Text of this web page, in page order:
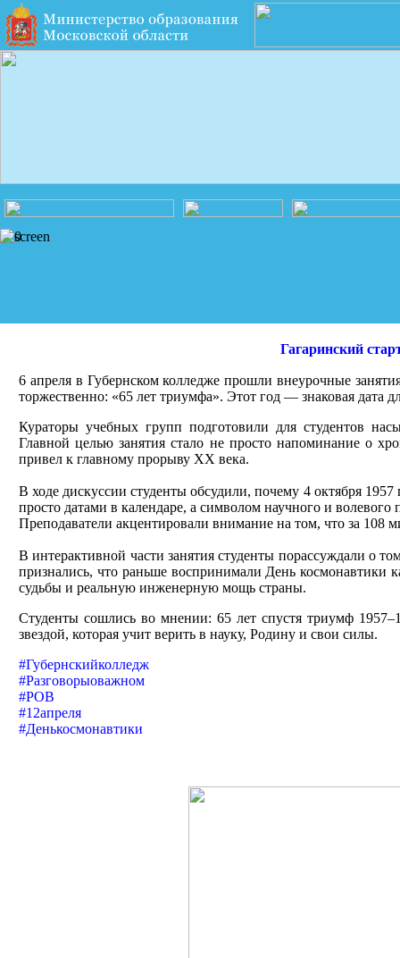
Гагаринский
6 апреля в Губернском колледже прошли внеурочные
торжественно: «65 лет триумфа». Этот год — знаковая дата
Кураторы учебных групп подготовили для студентов
Главной целью занятия стало не просто напоминание о
привел к главному прорыву XX века.
В ходе дискуссии студенты обсудили, почему 4 октября
просто датами в календаре, а символом научного и волевого
Преподаватели акцентировали внимание на том, что за 108
В интерактивной части занятия студенты порассуждали о
признались, что раньше воспринимали День космонавтики
судьбы и реальную инженерную мощь страны.
Студенты сошлись во мнении: 65 лет спустя триумф
звездой, которая учит верить в науку, Родину и свои силы.
#Губернскийколледж
#Разговорыоважном
#РОВ
#12апреля
#Денькосмонавтики